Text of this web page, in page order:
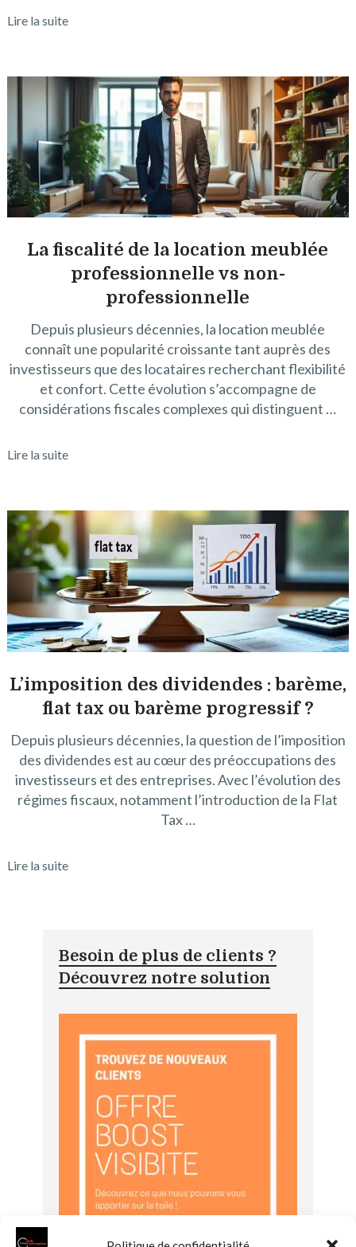
Lire la suite
La fiscalité de la location meublée
professionnelle vs non-
professionnelle
Depuis plusieurs décennies, la location meublée
connaît une popularité croissante tant auprès des
investisseurs que des locataires recherchant flexibilité
et confort. Cette évolution s’accompagne de
considérations fiscales complexes qui distinguent …
Lire la suite
L’imposition des dividendes : barème,
flat tax ou barème progressif ?
Depuis plusieurs décennies, la question de l’imposition
des dividendes est au cœur des préoccupations des
investisseurs et des entreprises. Avec l’évolution des
régimes fiscaux, notamment l’introduction de la Flat
Tax …
Lire la suite
Besoin de plus de clients ?
Découvrez notre solution